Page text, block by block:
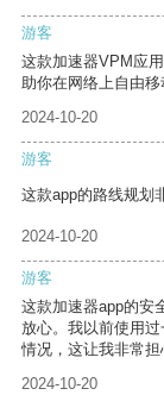
游客
这款加速器VPM应
助你在网络上自由移
2024-10-20
游客
这款app的路线规划
2024-10-20
游客
这款加速器app的安
放心。我以前使用
情况，这让我非常担
2024-10-20